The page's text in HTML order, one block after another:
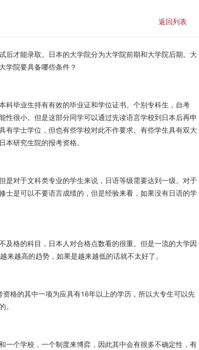
返回列表
才能录取。 日本的大学院分为大学院前期和大学院后期。大
学院要具备哪些条件？
科毕业生持有有效的毕业证和学位证书。个别专科生，自考
很小。但是这部分同学可以通过先读语言学校到日本后再申
学士学位，但也有些学校对此不作要求。有些学生具有双大
研究生院的报考资格。
对于文科类专业的学生来说，日语等级需要达到一级。对于
是可以不要语言成绩的，但是经验来看，如果没有日语的学
格的科目，日本人对合格点数看的很重。但是一流的大学因
来越高的趋势，如果是越来越低的话就不太好了。
资格的其中一项为应具有16年以上的学历，所以大专生可以先
个学校，一个制度来博弈，因此其中会有很多不确定性，有